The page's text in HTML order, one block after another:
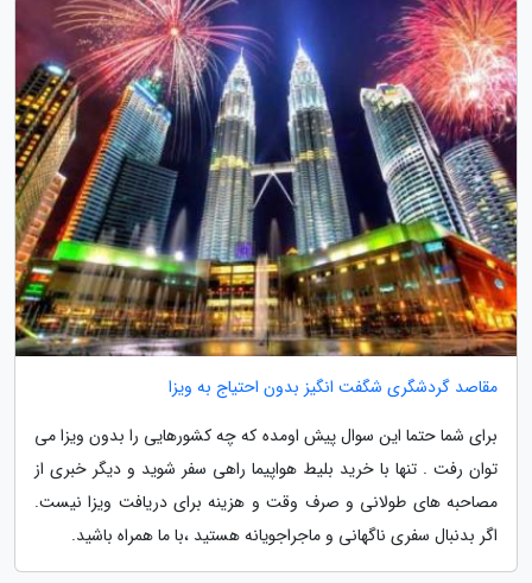
مقاصد گردشگری شگفت انگیز بدون احتیاج به ویزا
برای شما حتما این سوال پیش اومده که چه کشورهایی را بدون ویزا می
توان رفت . تنها با خرید بلیط هواپیما راهی سفر شوید و دیگر خبری از
مصاحبه های طولانی و صرف وقت و هزینه برای دریافت ویزا نیست.
اگر بدنبال سفری ناگهانی و ماجراجویانه هستید ،با ما همراه باشید.